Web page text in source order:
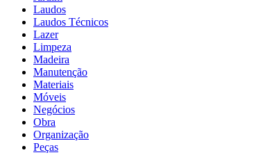
Laudos
Laudos Técnicos
Lazer
Limpeza
Madeira
Manutenção
Materiais
Móveis
Negócios
Obra
Organização
Peças